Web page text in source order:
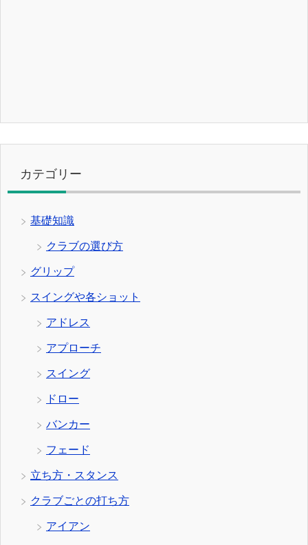
カテゴリー
基礎知識
クラブの選び方
グリップ
スイングや各ショット
アドレス
アプローチ
スイング
ドロー
バンカー
フェード
立ち方・スタンス
クラブごとの打ち方
アイアン